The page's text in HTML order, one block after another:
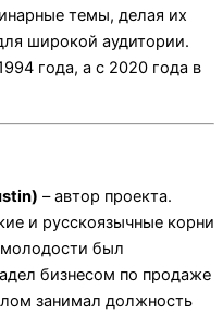
темы, делая их
широкой аудитории.
года, а с 2020 года в
– автор проекта.
и русскоязычные корни
был
бизнесом по продаже
занимал должность